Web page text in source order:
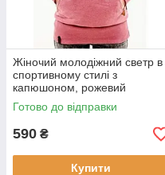
Жіночий молодіжний светр в
спортивному стилі з
капюшоном, рожевий
Готово до відправки
590 ₴
Купити